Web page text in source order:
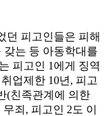
던 피고인들은 피해
는 등 아동학대를
피고인 1에게 징역
업제한 10년, 피고
(친족관계에 의한
죄, 피고인 2도 이